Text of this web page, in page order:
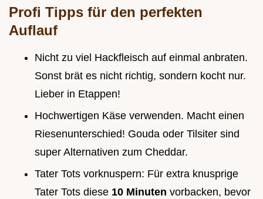
Profi Tipps für den perfekten
Auflauf
Nicht zu viel Hackfleisch auf einmal anbraten.
Sonst brät es nicht richtig, sondern kocht nur.
Lieber in Etappen!
Hochwertigen Käse verwenden. Macht einen
Riesenunterschied! Gouda oder Tilsiter sind
super Alternativen zum Cheddar.
Tater Tots vorknuspern: Für extra knusprige
Tater Tots diese 10 Minuten vorbacken, bevor